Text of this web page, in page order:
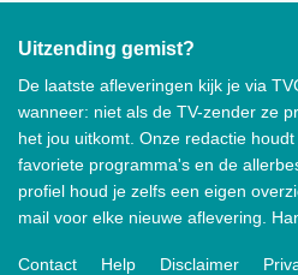
Uitzending gemist?
De laatste afleveringen kijk je via
wanneer: niet als de TV-zender ze
het jou uitkomt. Onze redactie
favoriete programma's en de
profiel houd je zelfs een eigen
mail voor elke nieuwe aflevering.
Contact Help Disclaimer